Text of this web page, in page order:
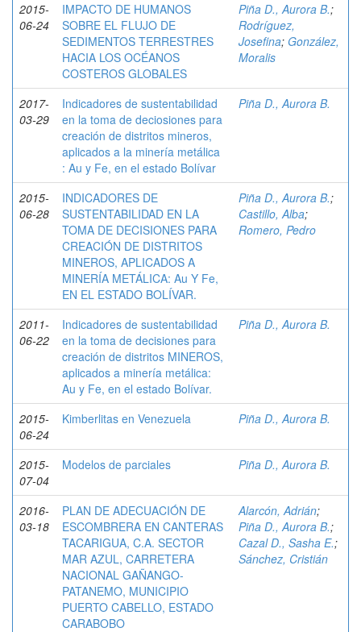
2015-
06-24
IMPACTO DE HUMANOS
SOBRE EL FLUJO DE
SEDIMENTOS TERRESTRES
HACIA LOS OCÉANOS
COSTEROS GLOBALES
Piña D., Aurora B.;
Rodríguez,
Josefina; González,
Moralis
2017-
03-29
Indicadores de sustentabilidad
en la toma de deciosiones para
creación de distritos mineros,
aplicados a la minería metálica
: Au y Fe, en el estado Bolívar
Piña D., Aurora B.
2015-
06-28
INDICADORES DE
SUSTENTABILIDAD EN LA
TOMA DE DECISIONES PARA
CREACIÓN DE DISTRITOS
MINEROS, APLICADOS A
MINERÍA METÁLICA: Au Y Fe,
EN EL ESTADO BOLÍVAR.
Piña D., Aurora B.;
Castillo, Alba;
Romero, Pedro
2011-
06-22
Indicadores de sustentabilidad
en la toma de decisiones para
creación de distritos MINEROS,
aplicados a minería metálica:
Au y Fe, en el estado Bolívar.
Piña D., Aurora B.
2015-
06-24
Kimberlitas en Venezuela Piña D., Aurora B.
2015-
07-04
Modelos de parciales Piña D., Aurora B.
2016-
03-18
PLAN DE ADECUACIÓN DE
ESCOMBRERA EN CANTERAS
TACARIGUA, C.A. SECTOR
MAR AZUL, CARRETERA
NACIONAL GAÑANGO-
PATANEMO, MUNICIPIO
PUERTO CABELLO, ESTADO
CARABOBO
Alarcón, Adrián;
Piña D., Aurora B.;
Cazal D., Sasha E.;
Sánchez, Cristián